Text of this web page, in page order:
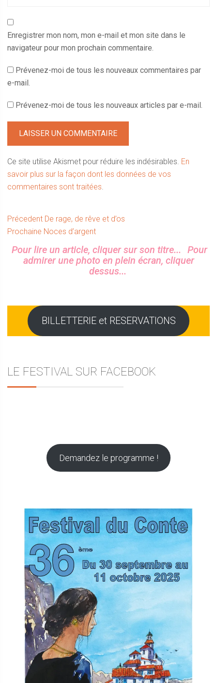
Enregistrer mon nom, mon e-mail et mon site dans le
navigateur pour mon prochain commentaire.
Prévenez-moi de tous les nouveaux commentaires par
e-mail.
Prévenez-moi de tous les nouveaux articles par e-mail.
Ce site utilise Akismet pour réduire les indésirables. En
savoir plus sur la façon dont les données de vos
commentaires sont traitées.
Navigation
de
l’article
Précedent Article
précédent :
De rage, de rêve et d’os
Prochaine Article
Noces d’argent
Sidebar
Pour lire un article, cliquer sur son titre...
Pour
admirer une photo en plein écran, cliquer
dessus...
BILLETTERIE et RESERVATIONS
LE FESTIVAL SUR FACEBOOK
Demandez le programme !